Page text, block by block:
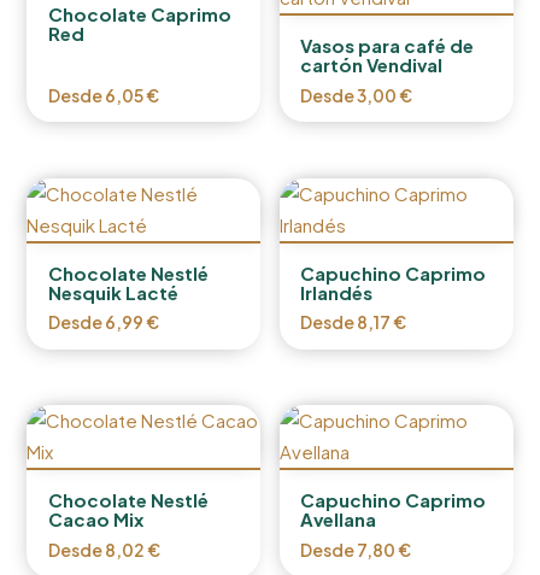
Chocolate Caprimo
Red
Desde6,05€
Vasos para café de
cartón Vendival
Desde3,00€
Chocolate Nestlé
Nesquik Lacté
Desde6,99€
Capuchino Caprimo
Irlandés
Desde8,17€
Chocolate Nestlé
Cacao Mix
Desde8,02€
Capuchino Caprimo
Avellana
Desde7,80€